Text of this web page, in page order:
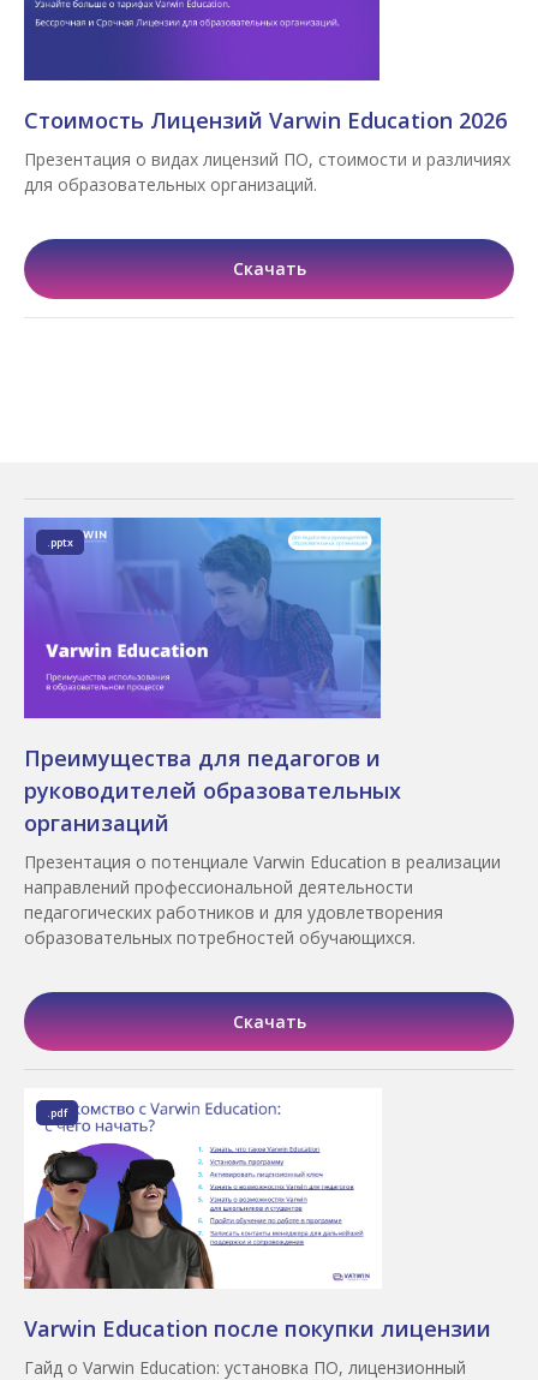
Стоимость Лицензий Varwin Education 2026
Презентация о видах лицензий ПО, стоимости и различиях
для образовательных организаций.
Скачать
.pptx
Преимущества для педагогов и
руководителей образовательных
организаций
Презентация о потенциале Varwin Education в реализации
направлений профессиональной деятельности
педагогических работников и для удовлетворения
образовательных потребностей обучающихся.
Скачать
.pdf
Varwin Education после покупки лицензии
Гайд о Varwin Education: установка ПО, лицензионный